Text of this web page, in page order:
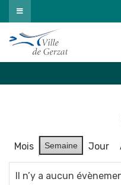
Passer
au
contenu
Mois Semaine Jour
Il n’y a aucun